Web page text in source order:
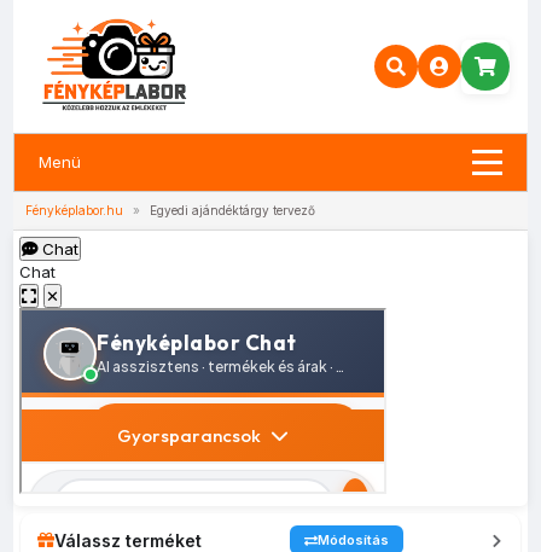
Menü
Fényképlabor.hu » Egyedi ajándéktárgy tervező
Chat
Chat
✕
Válassz terméket Módosítás